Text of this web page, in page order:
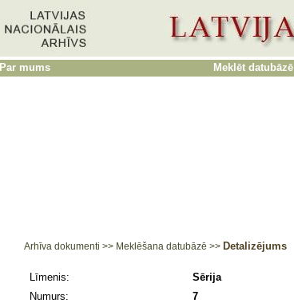
Par mums Meklēt datubāzē
Arhīva dokumenti >> Meklēšana datubāzē >> Detalizējums
Līmenis:
Sērija
Numurs:
7